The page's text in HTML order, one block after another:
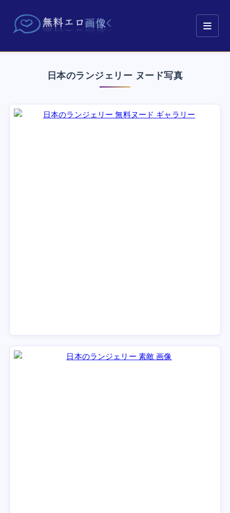
日本のランジェリー ヌード写真